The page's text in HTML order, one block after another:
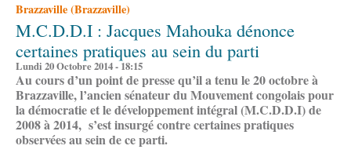
Brazzaville (Brazzaville)
M.C.D.D.I : Jacques Mahouka dénonce
certaines pratiques au sein du parti
Lundi 20 Octobre 2014 - 18:15
Au cours d’un point de presse qu’il a tenu le 20 octobre à
Brazzaville, l’ancien sénateur du Mouvement congolais pour
la démocratie et le développement intégral (M.C.D.D.I) de
2008 à 2014, s’est insurgé contre certaines pratiques
observées au sein de ce parti.